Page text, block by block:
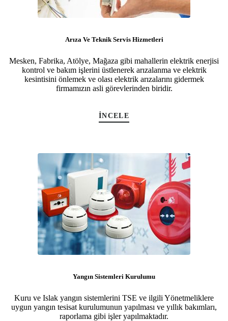
Arıza Ve Teknik Servis Hizmetleri
Mesken, Fabrika, Atölye, Mağaza gibi mahallerin elektrik enerjisi
kontrol ve bakım işlerini üstlenerek arızalanma ve elektrik
kesintisini önlemek ve olası elektrik arızalarını gidermek
firmamızın asli görevlerinden biridir.
İNCELE
Yangın Sistemleri Kurulumu
Kuru ve Islak yangın sistemlerini TSE ve ilgili Yönetmeliklere
uygun yangın tesisat kurulumunun yapılması ve yıllık bakımları,
raporlama gibi işler yapılmaktadır.